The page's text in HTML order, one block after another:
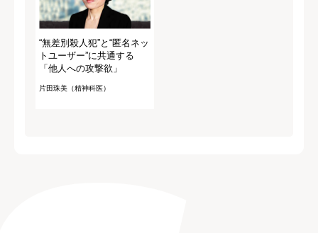
“無差別殺人犯”と“匿名ネッ
トユーザー”に共通する
「他人への攻撃欲」
片田珠美（精神科医）